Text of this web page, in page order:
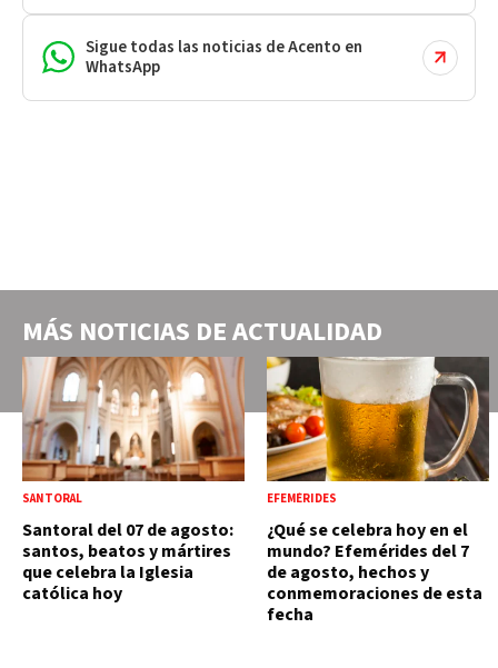
Sigue todas las noticias de Acento en
WhatsApp
MÁS NOTICIAS DEACTUALIDAD
SANTORAL
Santoral del 07 de agosto:
santos, beatos y mártires
que celebra la Iglesia
católica hoy
EFEMÉRIDES
¿Qué se celebra hoy en el
mundo? Efemérides del 7
de agosto, hechos y
conmemoraciones de esta
fecha